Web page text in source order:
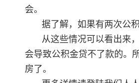
会。
据了解，如果有两次公
从这些情况可以看出来
会导致公积金贷不了款的。
房了。